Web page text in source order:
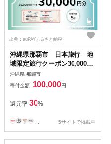
出典：auPAYふるさと納税
沖縄県那覇市 日本旅行 地
域限定旅行クーポン30,000円
分
沖縄県 那覇市
寄付金額: 100,000円
還元率 30%
5サイトで掲載中